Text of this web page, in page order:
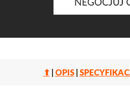
⬆ | OPIS|